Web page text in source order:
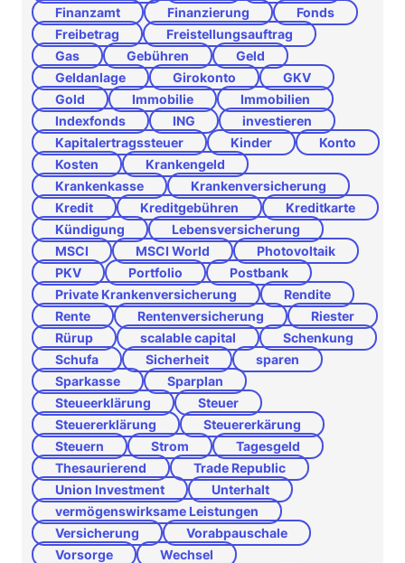
Finanzamt
Finanzierung
Fonds
Freibetrag
Freistellungsauftrag
Gas
Gebühren
Geld
Geldanlage
Girokonto
GKV
Gold
Immobilie
Immobilien
Indexfonds
ING
investieren
Kapitalertragssteuer
Kinder
Konto
Kosten
Krankengeld
Krankenkasse
Krankenversicherung
Kredit
Kreditgebühren
Kreditkarte
Kündigung
Lebensversicherung
MSCI
MSCI World
Photovoltaik
PKV
Portfolio
Postbank
Private Krankenversicherung
Rendite
Rente
Rentenversicherung
Riester
Rürup
scalable capital
Schenkung
Schufa
Sicherheit
sparen
Sparkasse
Sparplan
Steueerklärung
Steuer
Steuererklärung
Steuererkärung
Steuern
Strom
Tagesgeld
Thesaurierend
Trade Republic
Union Investment
Unterhalt
vermögenswirksame Leistungen
Versicherung
Vorabpauschale
Vorsorge
Wechsel